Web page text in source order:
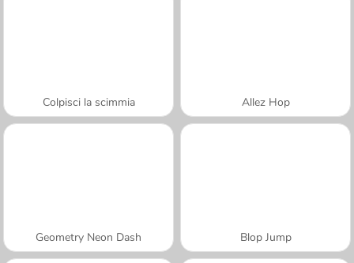
Colpisci la scimmia Allez Hop
Geometry Neon Dash Blop Jump